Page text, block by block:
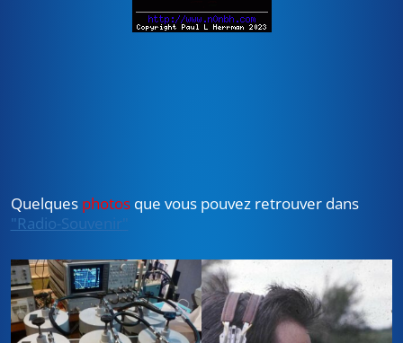
Quelques photosque vous pouvez retrouver dans
"Radio-Souvenir"